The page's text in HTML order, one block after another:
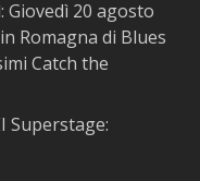
Giovedì 20 agosto
Romagna di Blues
Catch the
Superstage: